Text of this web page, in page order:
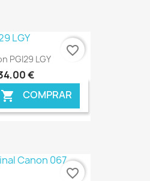
€ ONLINE
PGI29 LGY
€
 COMPRAR
€ ONLINE
favorite_border
favorite_border